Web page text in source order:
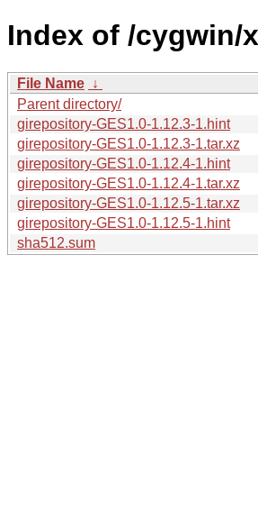
Index of /cygwin/
File Name ↓
Parent directory/
girepository-GES1.0-1.12.3-1.hint
girepository-GES1.0-1.12.3-1.tar.xz
girepository-GES1.0-1.12.4-1.hint
girepository-GES1.0-1.12.4-1.tar.xz
girepository-GES1.0-1.12.5-1.tar.xz
girepository-GES1.0-1.12.5-1.hint
sha512.sum